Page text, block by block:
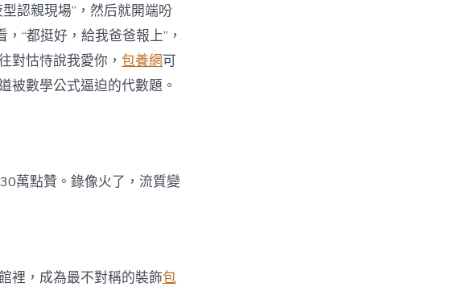
認親現場”，然后就開端吩
“都挺好，給我爸爸報上”，
對怙恃說我愛你， 包養網可
被數學公式逼迫的代數題。
萬點贊。錄像火了，流質變
裡，成為最不對稱的裝飾包